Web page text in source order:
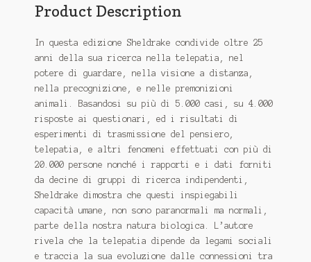
Product Description
In questa edizione Sheldrake condivide oltre 25
anni della sua ricerca nella telepatia, nel
potere di guardare, nella visione a distanza,
nella precognizione, e nelle premonizioni
animali. Basandosi su più di 5.000 casi, su 4.000
risposte ai questionari, ed i risultati di
esperimenti di trasmissione del pensiero,
telepatia, e altri fenomeni effettuati con più di
20.000 persone nonché i rapporti e i dati forniti
da decine di gruppi di ricerca indipendenti,
Sheldrake dimostra che questi inspiegabili
capacità umane, non sono paranormali ma normali,
parte della nostra natura biologica. L’autore
rivela che la telepatia dipende da legami sociali
e traccia la sua evoluzione dalle connessioni tra